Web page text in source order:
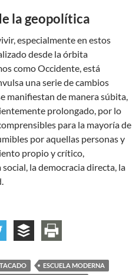
la geopolítica
especialmente en estos
desde la órbita
como Occidente, está
una serie de cambios
manifiestan de manera súbita,
prolongado, por lo
para la mayoría de
por aquellas personas y
propio y crítico,
la democracia directa, la
herramienta. La Escuela
ESCUELA MODERNA